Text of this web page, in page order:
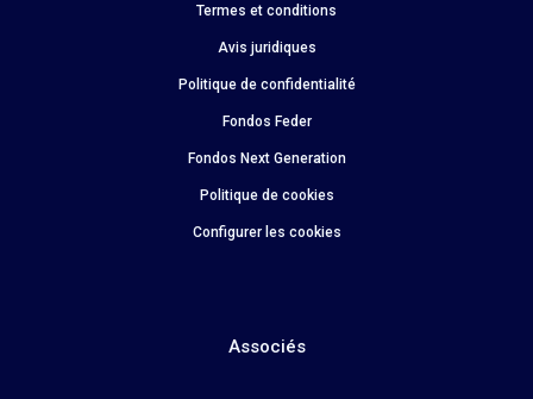
Termes et conditions
Avis juridiques
Politique de confidentialité
Fondos Feder
Fondos Next Generation
Politique de cookies
Configurer les cookies
Associés